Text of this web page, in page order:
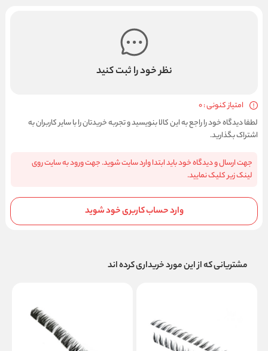
نظر خود را ثبت کنید
امتیاز کنونی : 0
لطفا دیدگاه خود را راجع به این کالا بنویسید و تجربه خریدتان را با سایر کاربران به
اشتراک بگذارید.
جهت ارسال و دیدگاه خود باید ابتدا وارد سایت شوید. جهت ورود به سایت روی
لینک زیر کلیک نمایید.
وارد حساب کاربری خود شوید
مشتریانی که از این مورد خریداری کرده اند